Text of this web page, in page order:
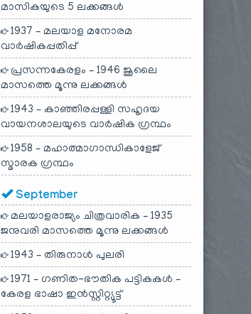
മാസികയുടെ 5 ലക്കങ്ങൾ
1937 – മലയാള മനോരമ
വാർഷികപ്പതിപ്പ്
പ്രസന്നകേരളം – 1946 ജൂലൈ
മാസത്തെ മൂന്നു ലക്കങ്ങൾ
1943 – കാഞ്ഞിരപ്പള്ളി സഹൃദയ
വായനശാലയുടെ വാർഷിക ഗ്രന്ഥം
1958 – മഹാത്മാഗാന്ധികാളേജ്
സ്മാരക ഗ്രന്ഥം
September
മലയാളരാജ്യം ചിത്രവാരിക – 1935
ജനുവരി മാസത്തെ മൂന്നു ലക്കങ്ങൾ
1943 – തിരുനാൾ പുലരി
1971 – ഗണിത-ഭൗതിക പട്ടികകൾ –
കേരള ഭാഷാ ഇൻസ്റ്റിറ്റ്യൂട്ട്